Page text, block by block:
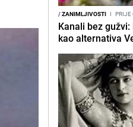
/ZANIMLJIVOSTI I PRIJE
Kanali bez
kao alternativa